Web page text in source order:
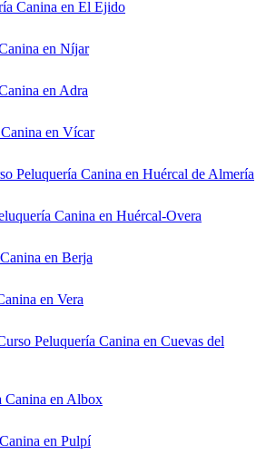
Canina en El Ejido
en Níjar
en Adra
en Vícar
Peluquería Canina en Huércal de Almería
Canina en Huércal-Overa
en Berja
en Vera
Peluquería Canina en Cuevas del
Canina en Albox
en Pulpí